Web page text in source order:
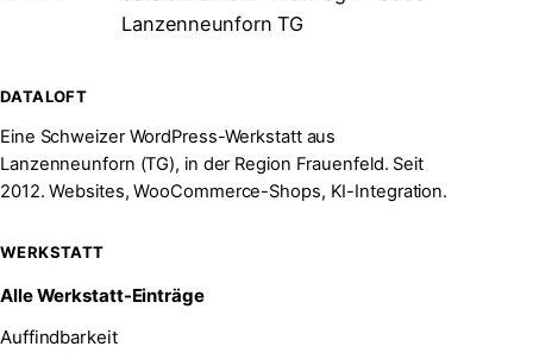
Lanzenneunforn TG
DATALOFT
Eine Schweizer WordPress-Werkstatt aus
Lanzenneunforn (TG), in der Region Frauenfeld. Seit
2012. Websites, WooCommerce-Shops, KI-Integration.
WERKSTATT
Alle Werkstatt-Einträge
Auffindbarkeit